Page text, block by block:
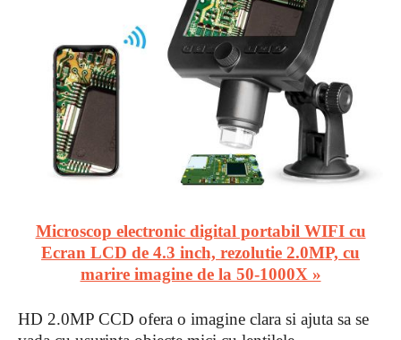
Microscop electronic digital portabil WIFI cu
Ecran LCD de 4.3 inch, rezolutie 2.0MP, cu
marire imagine de la 50-1000X »
HD 2.0MP CCD ofera o imagine clara si ajuta sa se